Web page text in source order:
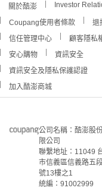
關於酷澎 Investor
Coupang使用者條款
退
信任管理中心
顧客隱私
安心購物
資訊安全
資訊安全及隱私保護認證
加入酷澎商城
公司名稱：酷澎股
限公司
聯繫地址：11049
市信義區信義路五
號13樓之1
統編：91002999